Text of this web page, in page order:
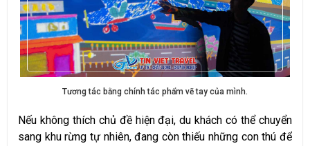
Tương tác bằng chính tác phẩm vẽ tay của mình.
Nếu không thích chủ đề hiện đại, du khách có thể chuyển
sang khu rừng tự nhiên, đang còn thiếu những con thú để